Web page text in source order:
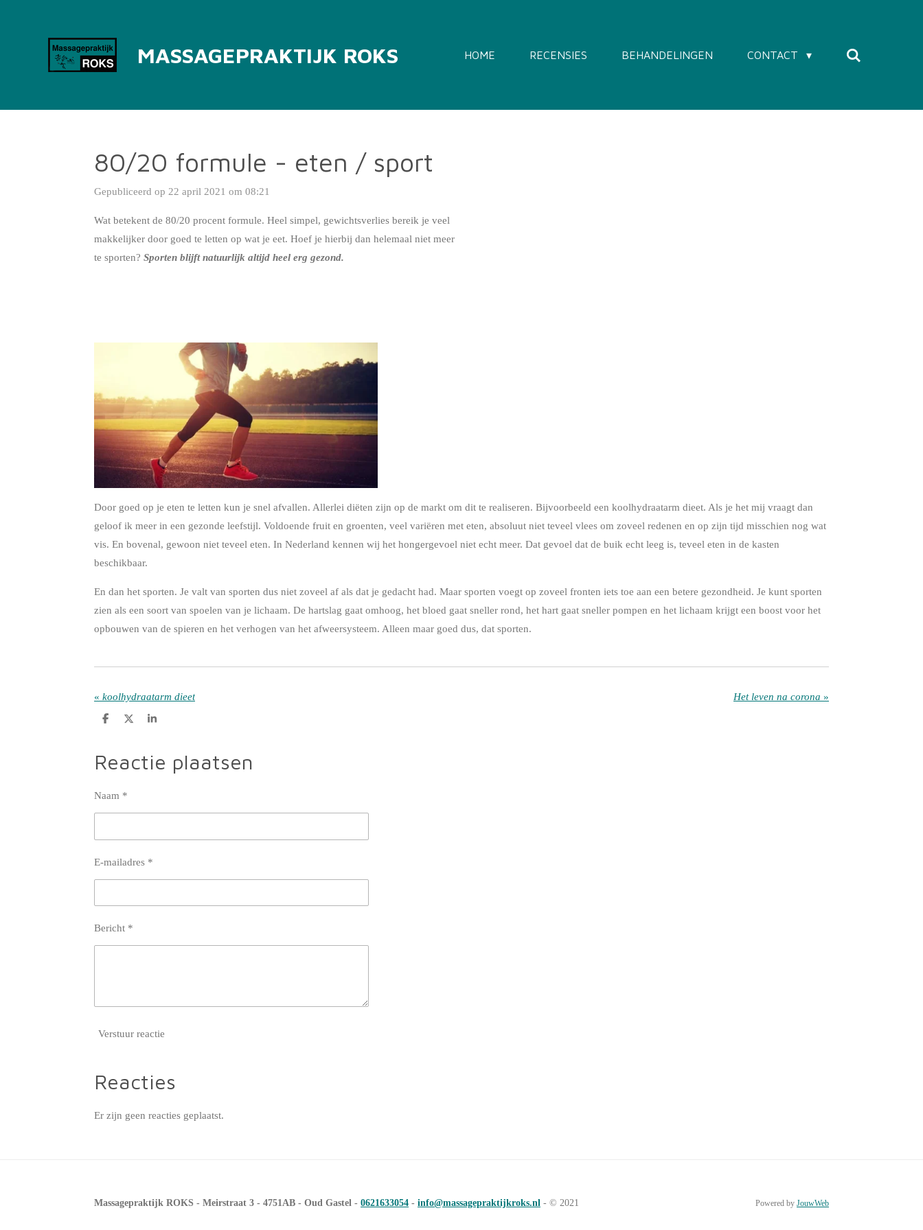
MASSAGEPRAKTIJK ROKS HOME RECENSIES BEHANDELINGEN CONTACT
80/20 formule - eten / sport
Gepubliceerd op 22 april 2021 om 08:21
Wat betekent de 80/20 procent formule. Heel simpel, gewichtsverlies bereik je veel
makkelijker door goed te letten op wat je eet. Hoef je hierbij dan helemaal niet meer
te sporten? Sporten blijft natuurlijk altijd heel erg gezond.
Door goed op je eten te letten kun je snel afvallen. Allerlei diëten zijn op de markt om dit te realiseren. Bijvoorbeeld een koolhydraatarm dieet. Als je het mij vraagt dan
geloof ik meer in een gezonde leefstijl. Voldoende fruit en groenten, veel variëren met eten, absoluut niet teveel vlees om zoveel redenen en op zijn tijd misschien nog wat
vis. En bovenal, gewoon niet teveel eten. In Nederland kennen wij het hongergevoel niet echt meer. Dat gevoel dat de buik echt leeg is, teveel eten in de kasten
beschikbaar.
En dan het sporten. Je valt van sporten dus niet zoveel af als dat je gedacht had. Maar sporten voegt op zoveel fronten iets toe aan een betere gezondheid. Je kunt sporten
zien als een soort van spoelen van je lichaam. De hartslag gaat omhoog, het bloed gaat sneller rond, het hart gaat sneller pompen en het lichaam krijgt een boost voor het
opbouwen van de spieren en het verhogen van het afweersysteem. Alleen maar goed dus, dat sporten.
« koolhydraatarm dieet Het leven na corona »
D
n
D
S
Reactie plaatsen
Naam *
E-mailadres *
Bericht *
Verstuur reactie
Reacties
Er zijn geen reacties geplaatst.
Massagepraktijk ROKS - Meirstraat 3 - 4751AB - Oud Gastel - 0621633054 - info@massagepraktijkroks.nl - © 2021 Powered by JouwWeb